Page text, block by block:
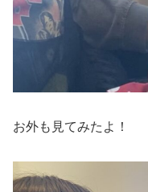
お外も見てみたよ！